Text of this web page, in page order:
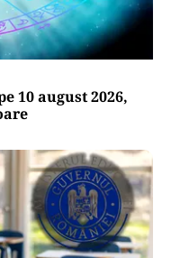
10 august 2026,